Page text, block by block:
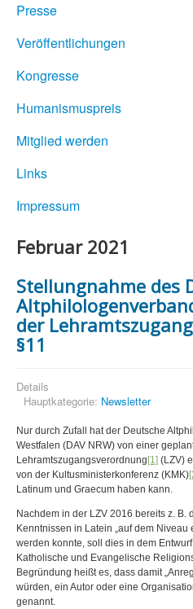
Presse
Veröffentlichungen
Kongresse
Humanismuspreis
Mitglied werden
Links
Impressum
Februar 2021
Stellungnahme des
der
§11
Details
Hauptkategorie: Newsletter
Nur durch Zufall hat der Deutsche
Westfalen (DAV NRW) von einer
Lehramtszugangsverordnung [1] (LZV)
von der Kultusministerkonferenz (KMK)
Latinum und Graecum haben kann.
Nachdem in der LZV 2016 bereits z. B.
Kenntnissen in Latein „auf dem
werden konnte, soll dies in dem
Katholische und Evangelische
Begründung heißt es, dass damit
würden, ein Autor oder eine
genannt.